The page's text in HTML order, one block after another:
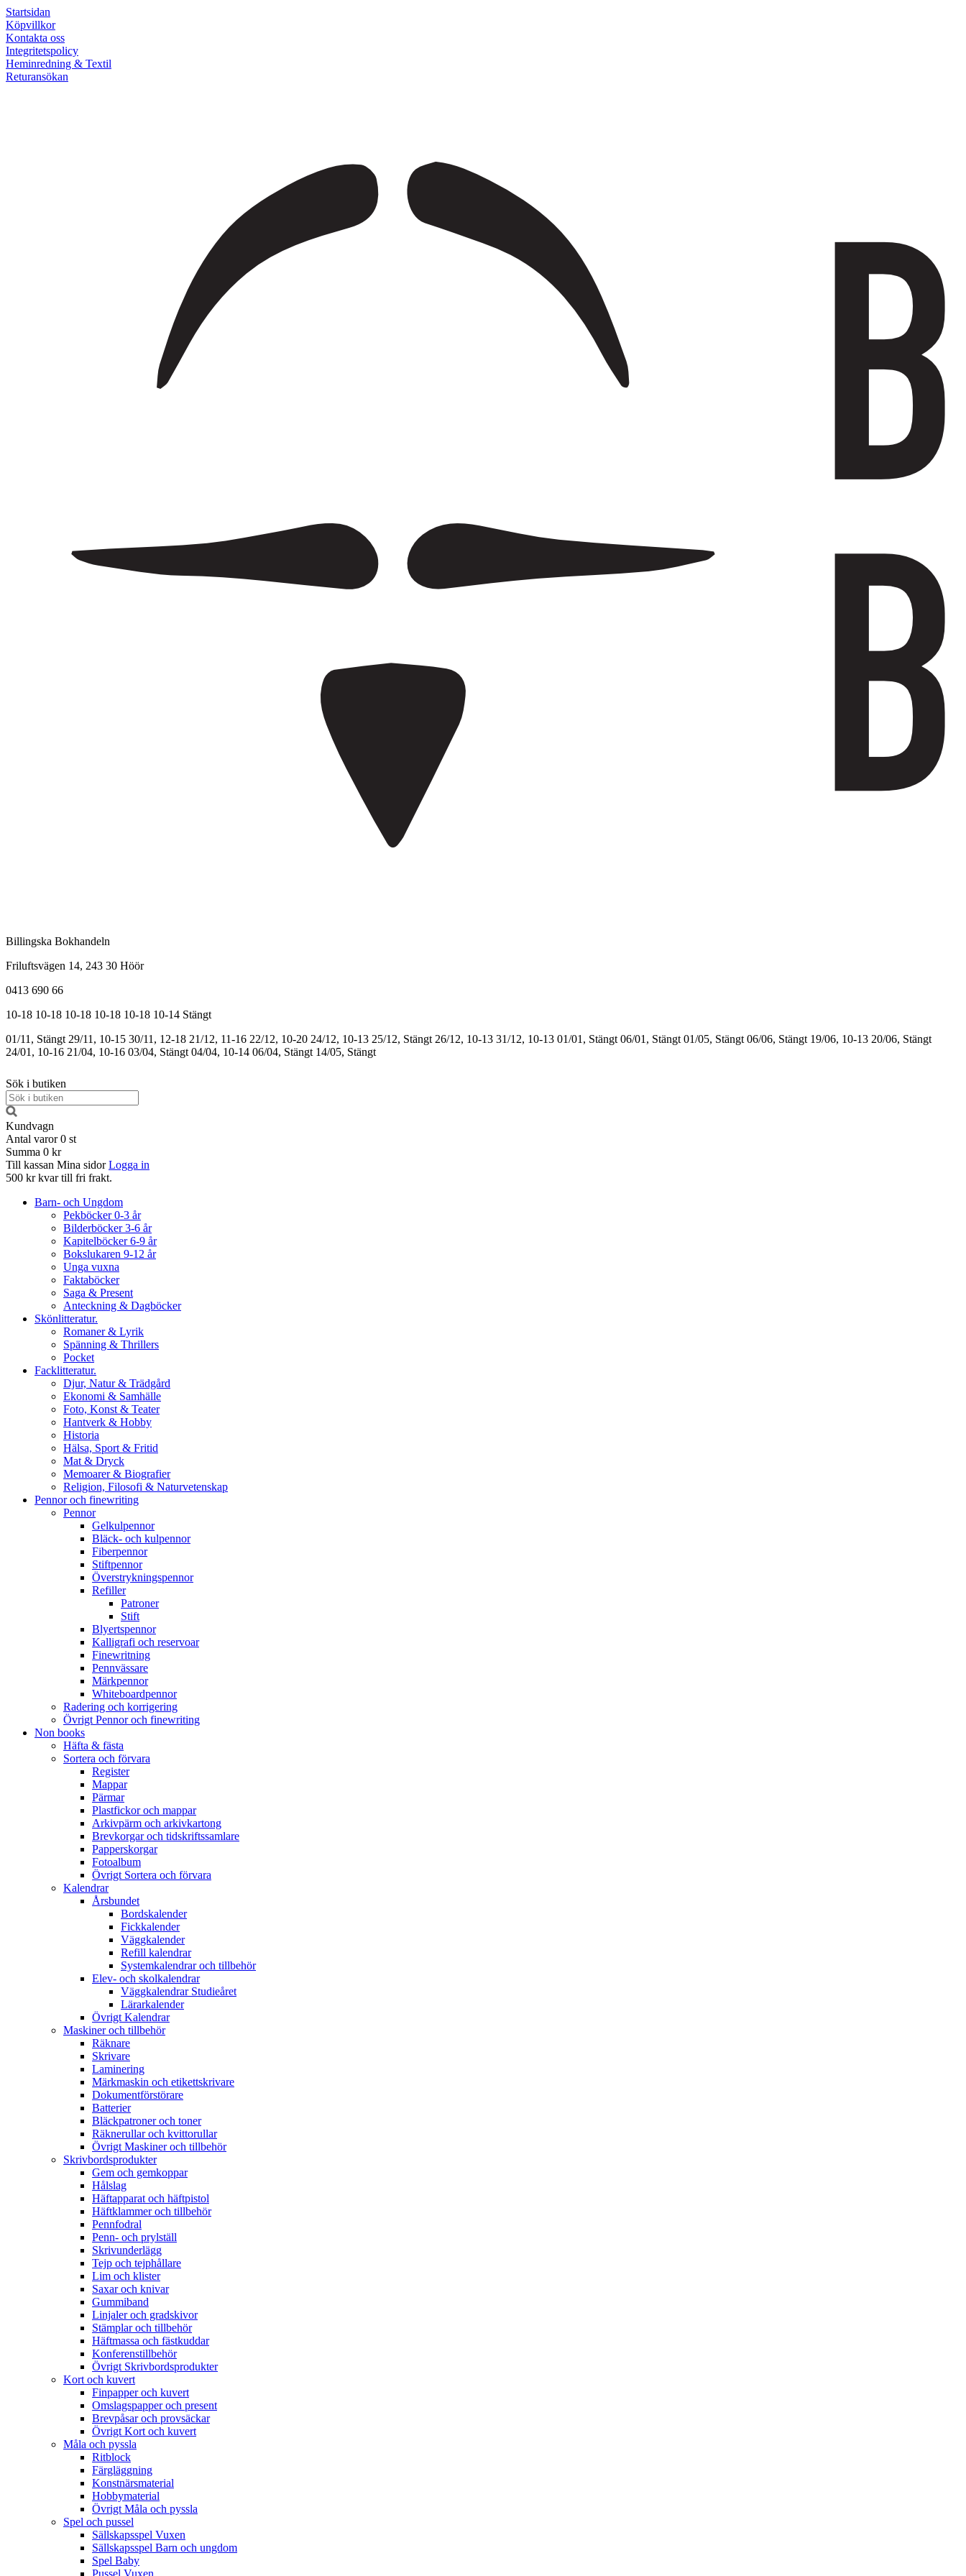
Startsidan
Köpvillkor
Kontakta oss
Integritetspolicy
Heminredning & Textil
Returansökan
Billingska Bokhandeln
Friluftsvägen 14, 243 30 Höör
0413 690 66
10-18 10-18 10-18 10-18 10-18 10-14 Stängt
01/11, Stängt 29/11, 10-15 30/11, 12-18 21/12, 11-16 22/12, 10-20 24/12, 10-13 25/12, Stängt 26/12, 10-13 31/12, 10-13 01/01, Stängt 06/01, Stängt 01/05, Stängt 06/06, Stängt 19/06, 10-13 20/06, Stängt
24/01, 10-16 21/04, 10-16 03/04, Stängt 04/04, 10-14 06/04, Stängt 14/05, Stängt
Sök i butiken
Kundvagn
Antal varor 0 st
Summa 0 kr
Till kassan Mina sidor Logga in
500 kr kvar till fri frakt.
Barn- och Ungdom
Pekböcker 0-3 år
Bilderböcker 3-6 år
Kapitelböcker 6-9 år
Bokslukaren 9-12 år
Unga vuxna
Faktaböcker
Saga & Present
Anteckning & Dagböcker
Skönlitteratur.
Romaner & Lyrik
Spänning & Thrillers
Pocket
Facklitteratur.
Djur, Natur & Trädgård
Ekonomi & Samhälle
Foto, Konst & Teater
Hantverk & Hobby
Historia
Hälsa, Sport & Fritid
Mat & Dryck
Memoarer & Biografier
Religion, Filosofi & Naturvetenskap
Pennor och finewriting
Pennor
Gelkulpennor
Bläck- och kulpennor
Fiberpennor
Stiftpennor
Överstrykningspennor
Refiller
Patroner
Stift
Blyertspennor
Kalligrafi och reservoar
Finewritning
Pennvässare
Märkpennor
Whiteboardpennor
Radering och korrigering
Övrigt Pennor och finewriting
Non books
Häfta & fästa
Sortera och förvara
Register
Mappar
Pärmar
Plastfickor och mappar
Arkivpärm och arkivkartong
Brevkorgar och tidskriftssamlare
Papperskorgar
Fotoalbum
Övrigt Sortera och förvara
Kalendrar
Årsbundet
Bordskalender
Fickkalender
Väggkalender
Refill kalendrar
Systemkalendrar och tillbehör
Elev- och skolkalendrar
Väggkalendrar Studieåret
Lärarkalender
Övrigt Kalendrar
Maskiner och tillbehör
Räknare
Skrivare
Laminering
Märkmaskin och etikettskrivare
Dokumentförstörare
Batterier
Bläckpatroner och toner
Räknerullar och kvittorullar
Övrigt Maskiner och tillbehör
Skrivbordsprodukter
Gem och gemkoppar
Hålslag
Häftapparat och häftpistol
Häftklammer och tillbehör
Pennfodral
Penn- och prylställ
Skrivunderlägg
Tejp och tejphållare
Lim och klister
Saxar och knivar
Gummiband
Linjaler och gradskivor
Stämplar och tillbehör
Häftmassa och fästkuddar
Konferenstillbehör
Övrigt Skrivbordsprodukter
Kort och kuvert
Finpapper och kuvert
Omslagspapper och present
Brevpåsar och provsäckar
Övrigt Kort och kuvert
Måla och pyssla
Ritblock
Färgläggning
Konstnärsmaterial
Hobbymaterial
Övrigt Måla och pyssla
Spel och pussel
Sällskapsspel Vuxen
Sällskapsspel Barn och ungdom
Spel Baby
Pussel Vuxen